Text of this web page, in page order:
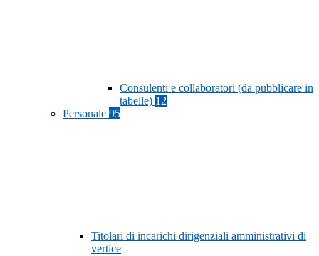
Consulenti e collaboratori (da pubblicare in
tabelle) 12
Personale 95
Titolari di incarichi dirigenziali amministrativi di
vertice